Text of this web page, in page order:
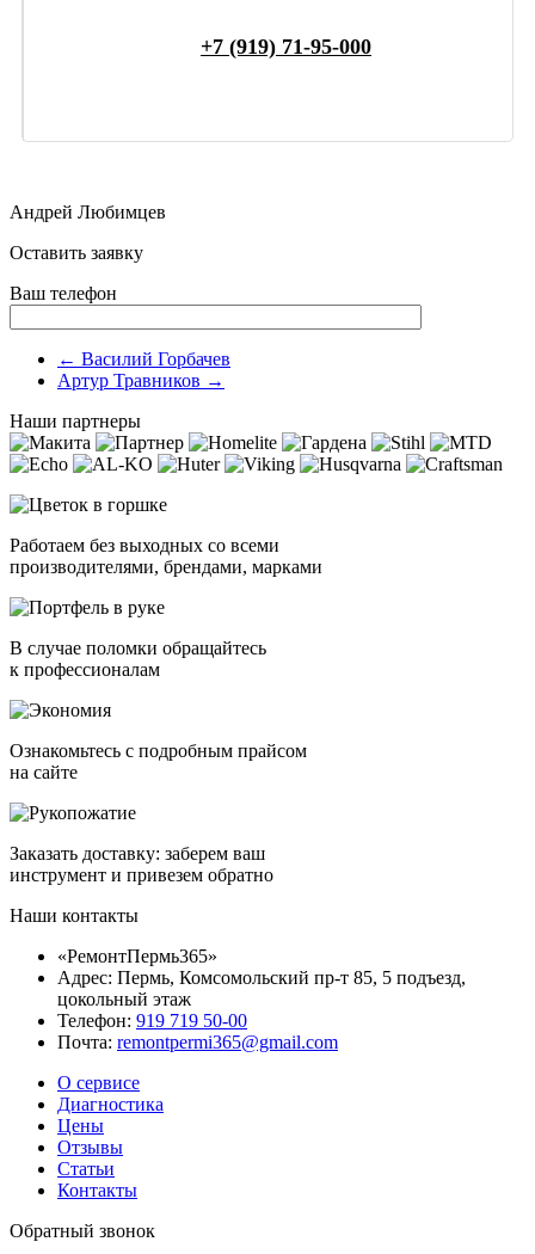
+7 (919) 71-95-000
Андрей Любимцев
Оставить заявку
Ваш телефон
← Василий Горбачев
Артур Травников →
Наши партнеры
Работаем без выходных со всеми
производителями, брендами, марками
В случае поломки обращайтесь
к профессионалам
Ознакомьтесь с подробным прайсом
на сайте
Заказать доставку: заберем ваш
инструмент и привезем обратно
Наши контакты
«РемонтПермь365»
Адрес: Пермь, Комсомольский пр-т 85, 5 подъезд,
цокольный этаж
Телефон: 919 719 50-00
Почта: remontpermi365@gmail.com
О сервисе
Диагностика
Цены
Отзывы
Статьи
Контакты
Обратный звонок